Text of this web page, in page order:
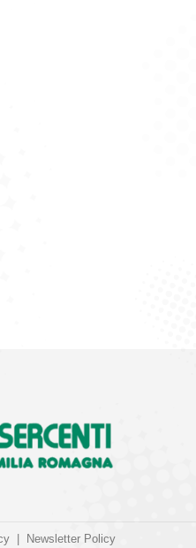
Newsletter Policy